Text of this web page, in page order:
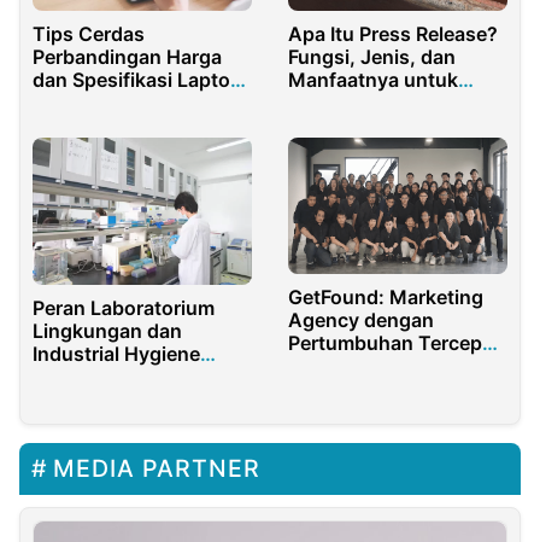
Tips Cerdas
Perbandingan Harga
dan Spesifikasi Laptop
Apa Itu Press Release?
Fungsi, Jenis, dan
Manfaatnya untuk
Peran Laboratorium
Lingkungan dan
Industrial Hygiene
GetFound: Marketing
Agency dengan
Pertumbuhan Tercepat
MEDIA PARTNER